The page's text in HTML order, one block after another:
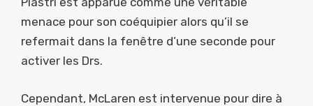
menace pour son coéquipier alors qu’il se
refermait dans la fenêtre d’une seconde pour
activer les Drs.
Cependant, McLaren est intervenue pour dire à